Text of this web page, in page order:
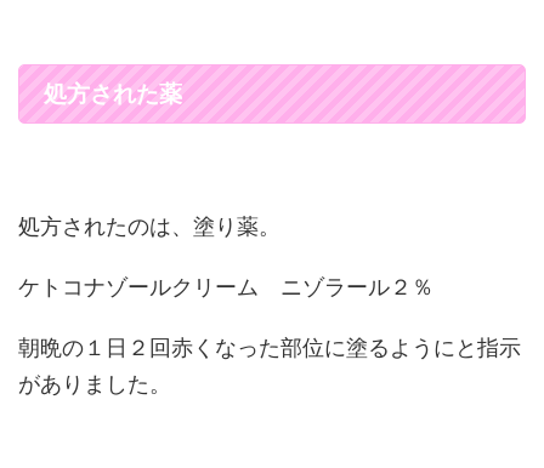
処方された薬
処方されたのは、塗り薬。
ケトコナゾールクリーム ニゾラール２％
朝晩の１日２回赤くなった部位に塗るようにと指示
がありました。